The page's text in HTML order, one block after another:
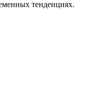
тенденциях.